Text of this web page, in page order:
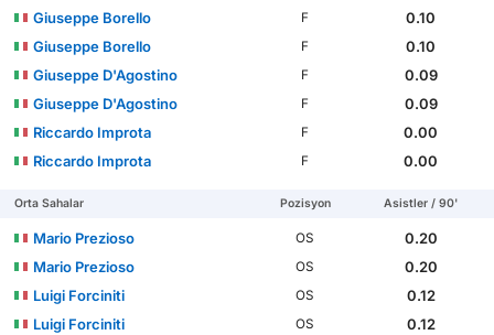
Giuseppe Borello
F
0.10
Giuseppe Borello
F
0.10
Giuseppe D'Agostino
F
0.09
Giuseppe D'Agostino
F
0.09
Riccardo Improta
F
0.00
Riccardo Improta
F 0.00
Orta Sahalar Pozisyon Asistler / 90'
Mario Prezioso OS
0.20
Mario Prezioso
OS
0.20
Luigi Forciniti
OS
0.12
Luigi Forciniti
OS
0.12